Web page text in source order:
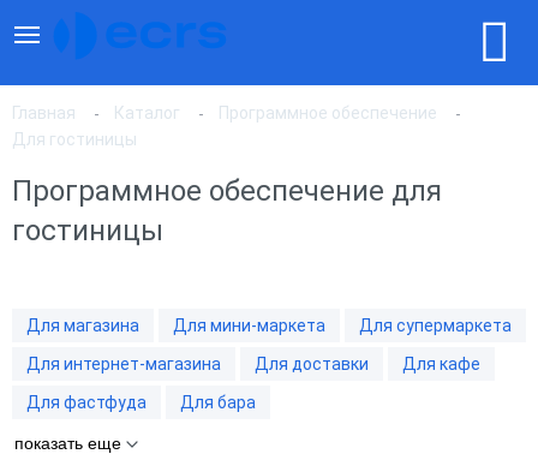
Главная Каталог
Программное обеспечение
Для гостиницы
Программное обеспечение для
гостиницы
Для магазина Для мини-маркета
Для супермаркета
Для интернет-магазина
Для доставки
Для кафе
Для фастфуда
Для бара
показать еще
По популярности
По цене, по убыванию